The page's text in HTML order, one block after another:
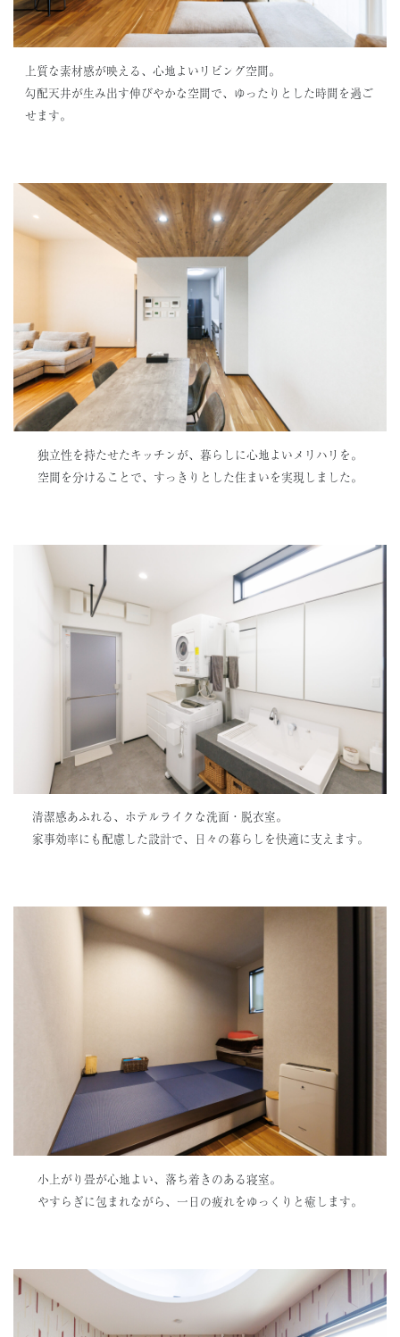
上質な素材感が映える、心地よいリビング空間。
勾配天井が生み出す伸びやかな空間で、ゆったりとした時間を過ご
せます。
独立性を持たせたキッチンが、暮らしに心地よいメリハリを。
空間を分けることで、すっきりとした住まいを実現しました。
清潔感あふれる、ホテルライクな洗面・脱衣室。
家事効率にも配慮した設計で、日々の暮らしを快適に支えます。
小上がり畳が心地よい、落ち着きのある寝室。
やすらぎに包まれながら、一日の疲れをゆっくりと癒します。